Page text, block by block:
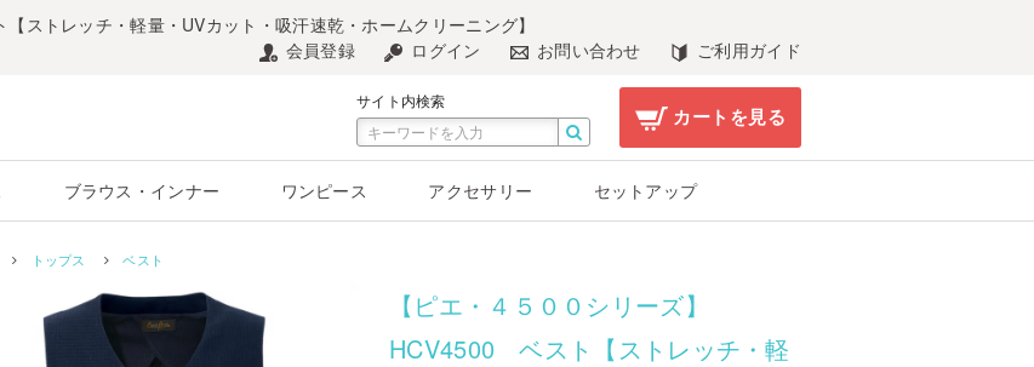
ストレッチ・軽量・UVカット・吸汗速乾・ホームクリーニング】
会員登録
ログイン お問い合わせ ご利用ガイド
サイト内検索
カートを見る
ブラウス・インナー ワンピース アクセサリー セットアップ
トップス ベスト
【ピエ・４５００シリーズ】
HCV4500 ベスト【ストレッチ・軽